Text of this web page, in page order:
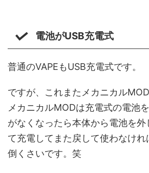
電池がUSB充電式
普通のVAPEもUSB充電式です。
ですが、これまたメカニカル
メカニカルMODは充電式の電池
がなくなったら本体から電池を外
て充電してまた戻して使わなけ
倒くさいです。笑